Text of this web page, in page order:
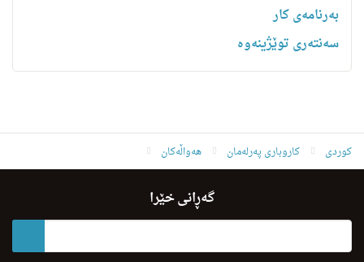
بەرنامەی کار
سەنتەری توێژینەوە
کوردی کاروباری پەرلەمان هەواڵەکان
D.hemn Peshwazye La B.B.K.S.A.K.Amrica Krd
گەڕانی خێرا